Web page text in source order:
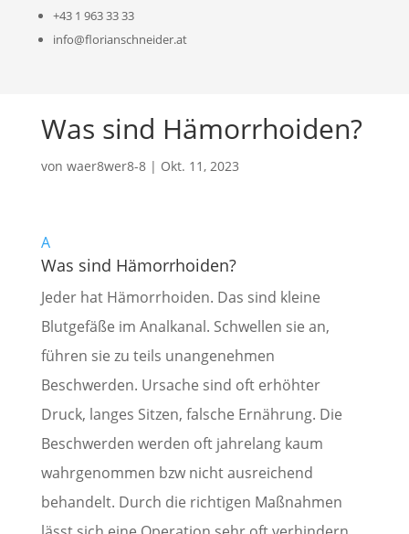
+43 1 963 33 33
info@florianschneider.at
Was sind Hämorrhoiden?
von waer8wer8-8| Okt. 11, 2023
A
Was sind Hämorrhoiden?
Jeder hat Hämorrhoiden. Das sind kleine
Blutgefäße im Analkanal. Schwellen sie an,
führen sie zu teils unangenehmen
Beschwerden. Ursache sind oft erhöhter
Druck, langes Sitzen, falsche Ernährung. Die
Beschwerden werden oft jahrelang kaum
wahrgenommen bzw nicht ausreichend
behandelt. Durch die richtigen Maßnahmen